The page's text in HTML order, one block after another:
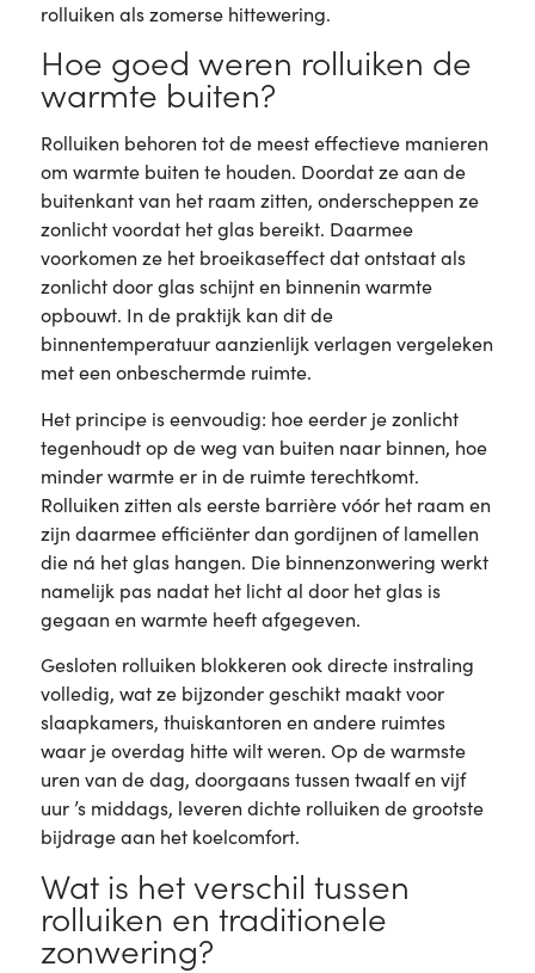
rolluiken als zomerse hittewering.
Hoe goed weren rolluiken de
warmte buiten?
Rolluiken behoren tot de meest effectieve manieren
om warmte buiten te houden. Doordat ze aan de
buitenkant van het raam zitten, onderscheppen ze
zonlicht voordat het glas bereikt. Daarmee
voorkomen ze het broeikaseffect dat ontstaat als
zonlicht door glas schijnt en binnenin warmte
opbouwt. In de praktijk kan dit de
binnentemperatuur aanzienlijk verlagen vergeleken
met een onbeschermde ruimte.
Het principe is eenvoudig: hoe eerder je zonlicht
tegenhoudt op de weg van buiten naar binnen, hoe
minder warmte er in de ruimte terechtkomt.
Rolluiken zitten als eerste barrière vóór het raam en
zijn daarmee efficiënter dan gordijnen of lamellen
die ná het glas hangen. Die binnenzonwering werkt
namelijk pas nadat het licht al door het glas is
gegaan en warmte heeft afgegeven.
Gesloten rolluiken blokkeren ook directe instraling
volledig, wat ze bijzonder geschikt maakt voor
slaapkamers, thuiskantoren en andere ruimtes
waar je overdag hitte wilt weren. Op de warmste
uren van de dag, doorgaans tussen twaalf en vijf
uur ’s middags, leveren dichte rolluiken de grootste
bijdrage aan het koelcomfort.
Wat is het verschil tussen
rolluiken en traditionele
zonwering?